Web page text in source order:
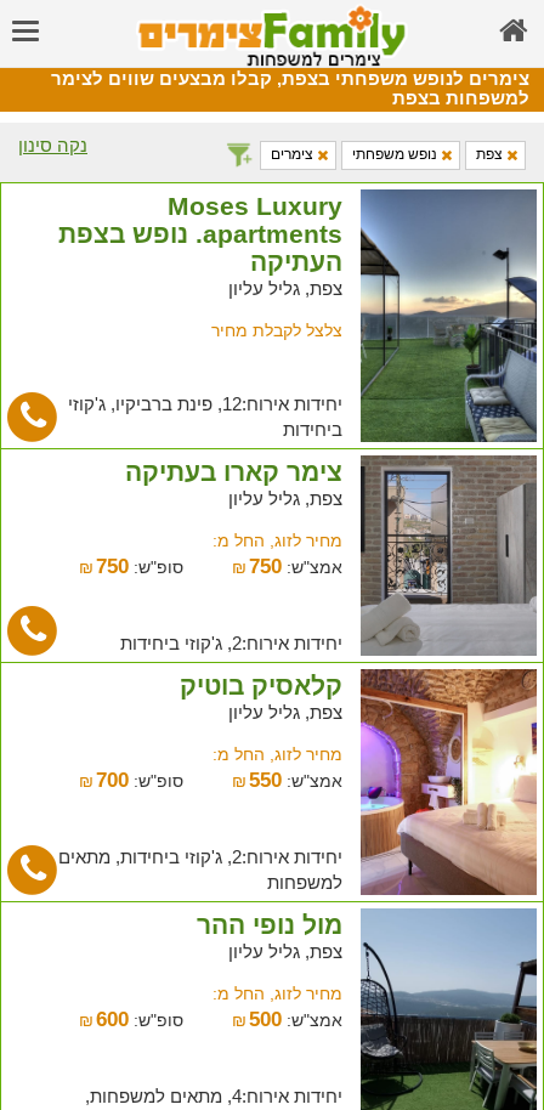
צימרים לנופש משפחתי בצפת, קבלו מבצעים שווים לצימר
למשפחות בצפת
נקה סינון צפת נופש משפחתי צימרים
Moses Luxury
apartments. נופש בצפת
העתיקה
צפת, גליל עליון
צלצל לקבלת מחיר
יחידות אירוח:12, פינת ברביקיו, ג'קוזי
ביחידות
צימר קארו בעתיקה
צפת, גליל עליון
מחיר לזוג, החל מ:
אמצ"ש:
₪750 סופ"ש: ₪ 750
יחידות אירוח:2, ג'קוזי ביחידות
קלאסיק בוטיק
צפת, גליל עליון
מחיר לזוג, החל מ:
אמצ"ש:
₪550 סופ"ש: ₪ 700
יחידות אירוח:2, ג'קוזי ביחידות, מתאים
למשפחות
מול נופי ההר
צפת, גליל עליון
מחיר לזוג, החל מ:
אמצ"ש:
₪500 סופ"ש: ₪ 600
יחידות אירוח:4, מתאים למשפחות,